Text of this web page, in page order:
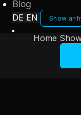
Blog
DE EN Show
Home